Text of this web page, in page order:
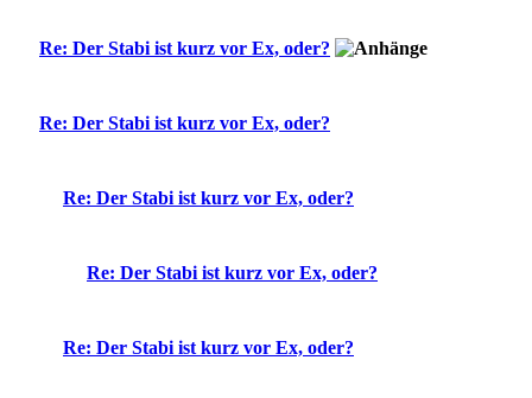
Re: Der Stabi ist kurz vor Ex, oder?
Re: Der Stabi ist kurz vor Ex, oder?
Re: Der Stabi ist kurz vor Ex, oder?
Re: Der Stabi ist kurz vor Ex, oder?
Re: Der Stabi ist kurz vor Ex, oder?